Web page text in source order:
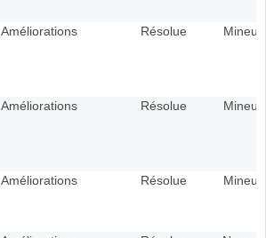
Améliorations Résolue Mineur
Améliorations Résolue Mineur
Améliorations Résolue Mineur